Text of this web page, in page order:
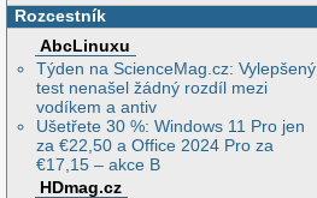
Rozcestník
AbcLinuxu
Týden na ScienceMag.cz: Vylepšený
test nenašel žádný rozdíl mezi
vodíkem a antiv
Ušetřete 30 %: Windows 11 Pro jen
za €22,50 a Office 2024 Pro za
€17,15 – akce B
HDmag.cz